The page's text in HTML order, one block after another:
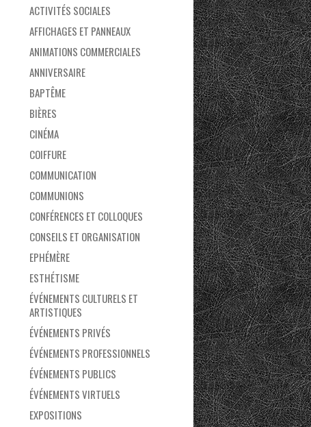
ACTIVITÉS SOCIALES
AFFICHAGES ET PANNEAUX
ANIMATIONS COMMERCIALES
ANNIVERSAIRE
BAPTÊME
BIÈRES
CINÉMA
COIFFURE
COMMUNICATION
COMMUNIONS
CONFÉRENCES ET COLLOQUES
CONSEILS ET ORGANISATION
EPHÉMÈRE
ESTHÉTISME
ÉVÉNEMENTS CULTURELS ET
ARTISTIQUES
ÉVÉNEMENTS PRIVÉS
ÉVÉNEMENTS PROFESSIONNELS
ÉVÉNEMENTS PUBLICS
ÉVÉNEMENTS VIRTUELS
EXPOSITIONS